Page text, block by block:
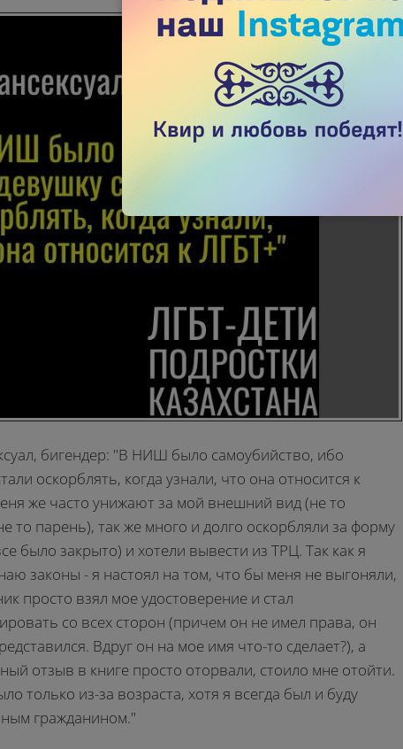
бигендер: "В НИШ было самоубийство, ибо
оскорблять, когда узнали, что она относится к
же часто унижают за мой внешний вид (не то
то парень), так же много и долго оскорбляли за форму
было закрыто) и хотели вывести из ТРЦ. Так как я
законы - я настоял на том, что бы меня не выгоняли,
просто взял мое удостоверение и стал
со всех сторон (причем он не имел права, он
Вдруг он на мое имя что-то сделает?), а
отзыв в книге просто оторвали, стоило мне отойти.
только из-за возраста, хотя я всегда был и буду
гражданином."